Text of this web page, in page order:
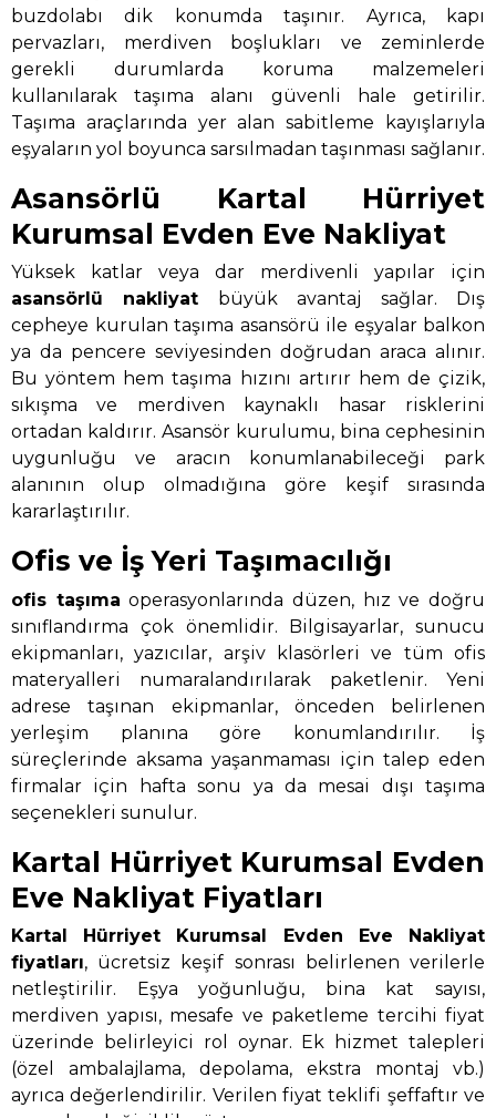
buzdolabı dik konumda taşınır. Ayrıca, kapı
pervazları, merdiven boşlukları ve zeminlerde
gerekli durumlarda koruma malzemeleri
kullanılarak taşıma alanı güvenli hale getirilir.
Taşıma araçlarında yer alan sabitleme kayışlarıyla
eşyaların yol boyunca sarsılmadan taşınması sağlanır.
Asansörlü Kartal Hürriyet
Kurumsal Evden Eve Nakliyat
Yüksek katlar veya dar merdivenli yapılar için
asansörlü nakliyat büyük avantaj sağlar. Dış
cepheye kurulan taşıma asansörü ile eşyalar balkon
ya da pencere seviyesinden doğrudan araca alınır.
Bu yöntem hem taşıma hızını artırır hem de çizik,
sıkışma ve merdiven kaynaklı hasar risklerini
ortadan kaldırır. Asansör kurulumu, bina cephesinin
uygunluğu ve aracın konumlanabileceği park
alanının olup olmadığına göre keşif sırasında
kararlaştırılır.
Ofis ve İş Yeri Taşımacılığı
ofis taşıma operasyonlarında düzen, hız ve doğru
sınıflandırma çok önemlidir. Bilgisayarlar, sunucu
ekipmanları, yazıcılar, arşiv klasörleri ve tüm ofis
materyalleri numaralandırılarak paketlenir. Yeni
adrese taşınan ekipmanlar, önceden belirlenen
yerleşim planına göre konumlandırılır. İş
süreçlerinde aksama yaşanmaması için talep eden
firmalar için hafta sonu ya da mesai dışı taşıma
seçenekleri sunulur.
Kartal Hürriyet Kurumsal Evden
Eve Nakliyat Fiyatları
Kartal Hürriyet Kurumsal Evden Eve Nakliyat
fiyatları, ücretsiz keşif sonrası belirlenen verilerle
netleştirilir. Eşya yoğunluğu, bina kat sayısı,
merdiven yapısı, mesafe ve paketleme tercihi fiyat
üzerinde belirleyici rol oynar. Ek hizmet talepleri
(özel ambalajlama, depolama, ekstra montaj vb.)
ayrıca değerlendirilir. Verilen fiyat teklifi şeffaftır ve